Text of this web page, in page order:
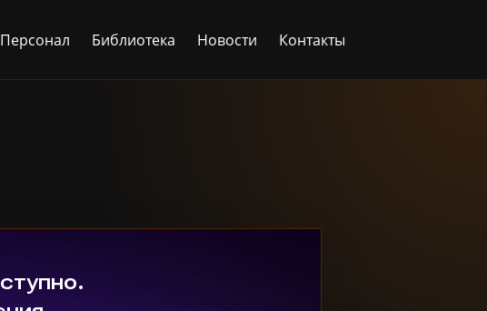
Персонал Библиотека Новости Контакты